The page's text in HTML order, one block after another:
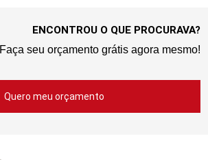
ENCONTROU O QUE PROCURAVA?
Faça seu orçamento grátis agora mesmo!
Quero meu orçamento